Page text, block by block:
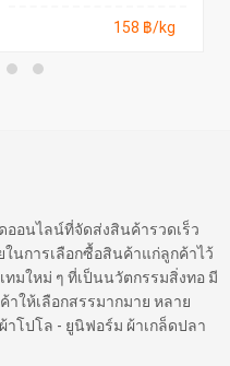
158 ฿/kg
ออนไลน์ที่จัดส่งสินค้ารวดเร็ว
นการเลือกซื้อสินค้าแก่ลูกค้าไว้
มใหม่ ๆ ที่เป็นนวัตกรรมสิ่งทอ มี
าให้เลือกสรรมากมาย หลาย
าโปโล - ยูนิฟอร์ม ผ้าเกล็ดปลา